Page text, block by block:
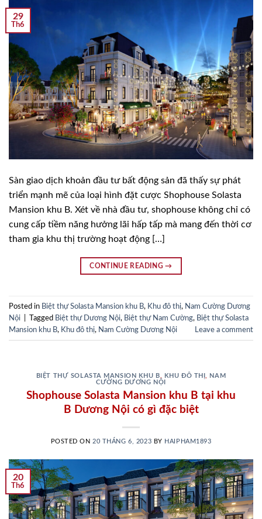
29
Th6
Sàn giao dịch khoản đầu tư bất động sản đã thấy sự phát
triển mạnh mẽ của loại hình đặt cược Shophouse Solasta
Mansion khu B. Xét về nhà đầu tư, shophouse không chỉ có
cung cấp tiềm năng hưởng lãi hấp tấp mà mang đến thời cơ
tham gia khu thị trường hoạt động […]
CONTINUE READING→
Posted in Biệt thự Solasta Mansion khu B, Khu đô thị, Nam Cường Dương
Nội
Tagged Biệt thự Dương Nội, Biệt thự Nam Cường, Biệt thự Solasta
Mansion khu B, Khu đô thị, Nam Cường Dương Nội Leave a comment
BIỆT THỰ SOLASTA MANSION KHU B, KHU ĐÔ THỊ,
NAM
CƯỜNG DƯƠNG NỘI
Shophouse Solasta Mansion khu B tại khu
B Dương Nội có gì đặc biệt
POSTED ON 20 THÁNG 6, 2023 BY HAIPHAM1893
20
Th6